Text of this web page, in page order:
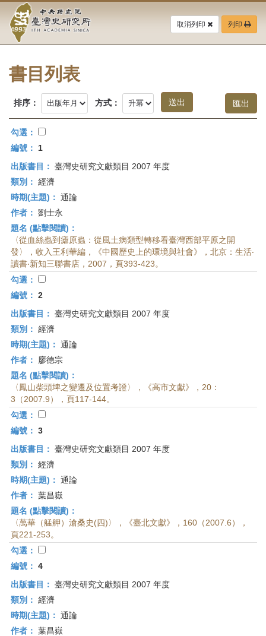
要
中
央
研
究
院-
臺
灣
史
研
究
所-
首
頁
取消列印 列印
書目列表
排序： 方式：
勾選：
編號：
1
出版書目： 臺灣史研究文獻類目 2007 年度
類別： 經濟
時期(主題)： 通論
作者： 劉士永
題名 (點擊閱讀)：
〈從血絲蟲到瘧原蟲：從風土病類型轉移看臺灣西部平原之開
發〉，收入王利華編，《中國歷史上的環境與社會》，北京：生活‧
讀書‧新知三聯書店，2007，頁393-423。
勾選：
編號： 2
出版書目： 臺灣史研究文獻類目 2007 年度
類別： 經濟
時期(主題)： 通論
作者：
廖德宗
題名 (點擊閱讀)：
〈鳳山柴頭埤之變遷及位置考證〉，《高市文獻》，20：
3（2007.9），頁117-144。
勾選：
編號： 3
出版書目： 臺灣史研究文獻類目 2007 年度
類別： 經濟
時期(主題)： 通論
作者： 葉昌嶽
題名 (點擊閱讀)：
〈萬華（艋舺）滄桑史(四)〉，《臺北文獻》，160（2007.6），
頁221-253。
勾選：
編號： 4
出版書目： 臺灣史研究文獻類目 2007 年度
類別： 經濟
時期(主題)： 通論
作者： 葉昌嶽